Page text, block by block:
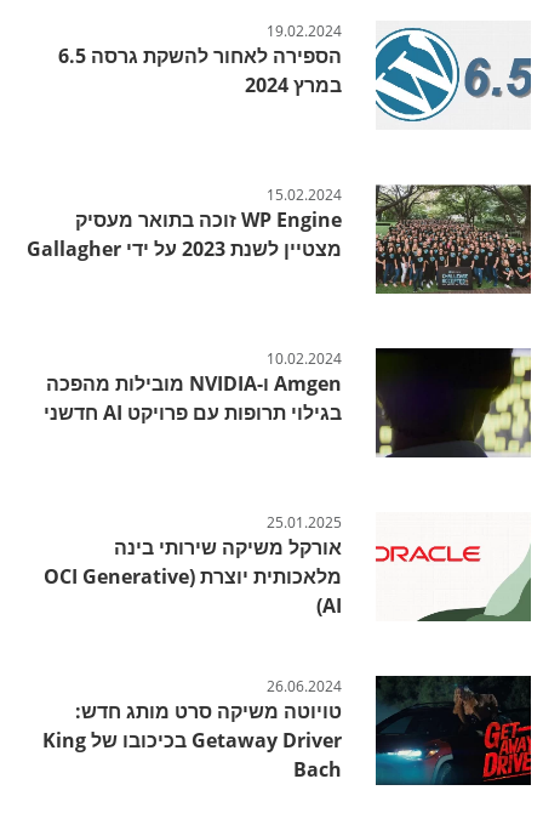
19.02.2024
הספירה לאחור להשקת גרסה 6.5
במרץ 2024
15.02.2024
WP Engine זוכה בתואר מעסיק
מצטיין לשנת 2023 על ידי Gallagher
10.02.2024
Amgen ו-NVIDIA מובילות מהפכה
בגילוי תרופות עם פרויקט AI חדשני
25.01.2025
אורקל משיקה שירותי בינה
מלאכותית יוצרת (OCI Generative
AI)
26.06.2024
טויוטה משיקה סרט מותג חדש:
Getaway Driver בכיכובו של King
Bach